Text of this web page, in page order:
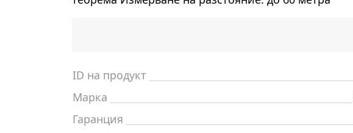
ID на продукт
Марка
Гаранция